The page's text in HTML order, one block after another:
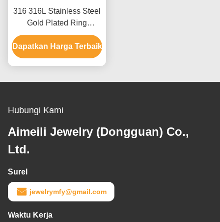
316 316L Stainless Steel
Gold Plated Ring
Perhiasan Untuk Pria
Dengan Batu Kristal
Ruby
Dapatkan Harga Terbaik
Hubungi Kami
Aimeili Jewelry (Dongguan) Co.,
Ltd.
Surel
jewelrymfy@gmail.com
Waktu Kerja